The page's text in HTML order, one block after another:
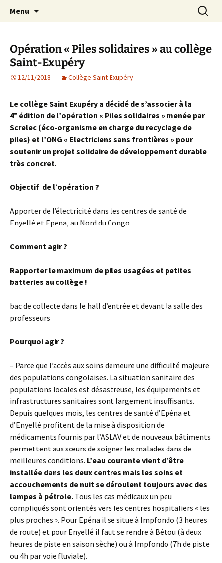
AIP Paris 14 – Association
Indépendante des Parents
d'élèves depuis 1981
Agit – s'Investit – Participe au service des
enfants du secteur scolaire Dolent-Arago-
Menu
Opération « Piles solidaires » au collège
Saint-Exupéry
12/11/2018 Collège Saint-Exupéry
Le collège Saint Exupéry a décidé de s’associer à la
4e édition de l’opération « Piles solidaires » menée par
Screlec (éco-organisme en charge du recyclage de
piles) et l’ONG « Electriciens sans frontières » pour
soutenir un projet solidaire de développement durable
très concret.
Objectif de l’opération ?
Apporter de l’électricité dans les centres de santé de
Enyellé et Epena, au Nord du Congo.
Comment agir ?
Rapporter le maximum de piles usagées et petites
batteries au collège !
bac de collecte dans le hall d’entrée et devant la salle des
professeurs
Pourquoi agir ?
– Parce que l’accès aux soins demeure une difficulté majeure
des populations congolaises. La situation sanitaire des
populations locales est désastreuse, les équipements et
infrastructures sanitaires sont largement insuffisants.
Depuis quelques mois, les centres de santé d’Epéna et
d’Enyellé profitent de la mise à disposition de
médicaments fournis par l’ASLAV et de nouveaux bâtiments
permettent aux sœurs de soigner les malades dans de
meilleures conditions. L’eau courante vient d’être
installée dans les deux centres mais les soins et
accouchements de nuit se déroulent toujours avec des
lampes à pétrole. Tous les cas médicaux un peu
compliqués sont orientés vers les centres hospitaliers « les
plus proches ». Pour Epéna il se situe à Impfondo (3 heures
de route) et pour Enyellé il faut se rendre à Bétou (à deux
heures de piste en saison sèche) ou à Impfondo (7h de piste
ou 4h par voie fluviale).